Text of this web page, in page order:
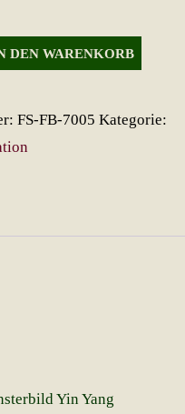
DEN WARENKORB
FS-FB-7005 Kategorie:
Yin Yang